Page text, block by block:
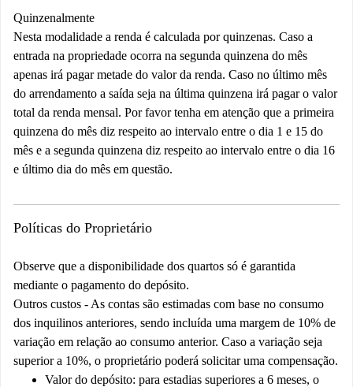
Quinzenalmente
Nesta modalidade a renda é calculada por quinzenas. Caso a
entrada na propriedade ocorra na segunda quinzena do mês
apenas irá pagar metade do valor da renda. Caso no último mês
do arrendamento a saída seja na última quinzena irá pagar o valor
total da renda mensal. Por favor tenha em atenção que a primeira
quinzena do mês diz respeito ao intervalo entre o dia 1 e 15 do
mês e a segunda quinzena diz respeito ao intervalo entre o dia 16
e último dia do mês em questão.
Políticas do Proprietário
Observe que a disponibilidade dos quartos só é garantida
mediante o pagamento do depósito.
Outros custos - As contas são estimadas com base no consumo
dos inquilinos anteriores, sendo incluída uma margem de 10% de
variação em relação ao consumo anterior. Caso a variação seja
superior a 10%, o proprietário poderá solicitar uma compensação.
Valor do depósito: para estadias superiores a 6 meses, o